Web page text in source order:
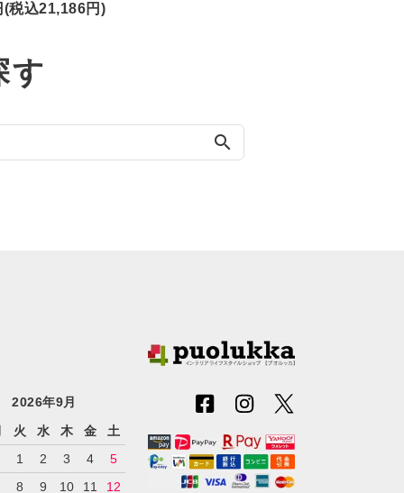
(税込21,186円)
す
search
2026年9月
火 水 木 金
土
1
2 3 4
5
8 9 10 11 12